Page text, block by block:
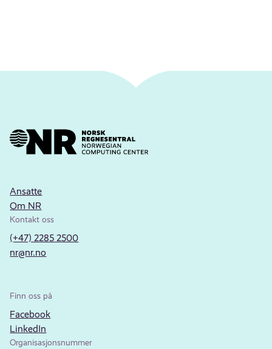
Ansatte
Om NR
Kontakt oss
(+47) 2285 2500
nr@nr.no
Finn oss på
Facebook
LinkedIn
Organisasjonsnummer